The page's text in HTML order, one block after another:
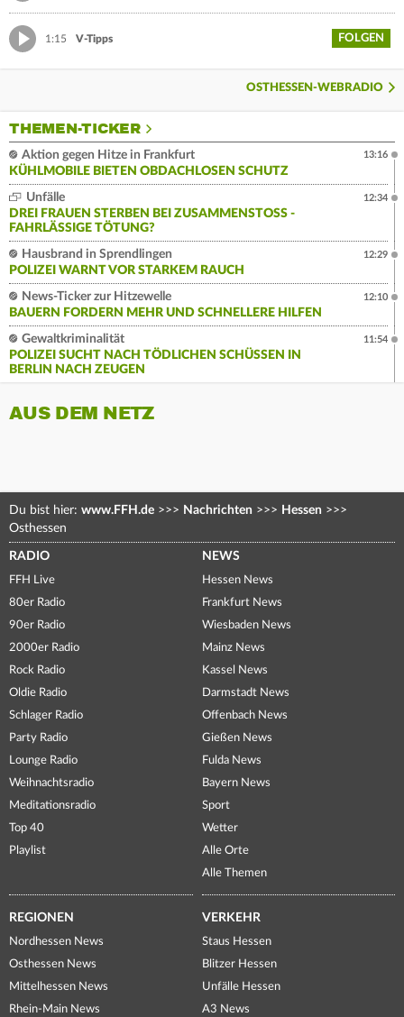
1:15 V-Tipps FOLGEN
OSTHESSEN-WEBRADIO
THEMEN-TICKER
Aktion gegen Hitze in Frankfurt
KÜHLMOBILE BIETEN OBDACHLOSEN SCHUTZ
13:16
Unfälle
DREI FRAUEN STERBEN BEI ZUSAMMENSTOSS - F
AHRLÄSSIGE TÖTUNG?
12:34
Hausbrand in Sprendlingen
POLIZEI WARNT VOR STARKEM RAUCH
12:29
News-Ticker zur Hitzewelle
BAUERN FORDERN MEHR UND SCHNELLERE HILFEN
12:10
Gewaltkriminalität
POLIZEI SUCHT NACH TÖDLICHEN SCHÜSSEN IN
BERLIN NACH ZEUGEN
11:54
AUS DEM NETZ
Du bist hier: www.FFH.de >>> Nachrichten >>> Hessen >>>
Osthessen
RADIO
FFH Live
80er Radio
90er Radio
2000er Radio
Rock Radio
Oldie Radio
Schlager Radio
Party Radio
Lounge Radio
Weihnachtsradio
Meditationsradio
Top 40
Playlist
NEWS
Hessen News
Frankfurt News
Wiesbaden News
Mainz News
Kassel News
Darmstadt News
Offenbach News
Gießen News
Fulda News
Bayern News
Sport
Wetter
Alle Orte
Alle Themen
REGIONEN
Nordhessen News
Osthessen News
Mittelhessen News
Rhein-Main News
VERKEHR
Staus Hessen
Blitzer Hessen
Unfälle Hessen
A3 News